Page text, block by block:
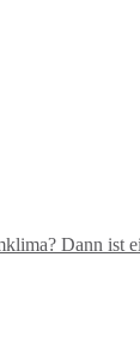
Dann ist